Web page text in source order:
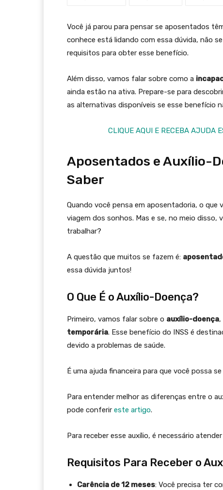
Você já parou para pensar se aposentados
conhece está lidando com essa dúvida, não
requisitos para obter esse benefício.
Além disso, vamos falar sobre como a
ainda estão na ativa. Prepare-se para
as alternativas disponíveis se esse benefício
CLIQUE AQUI E RECEBA AJUDA
Aposentados e Auxílio-
Saber
Quando você pensa em aposentadoria, o
viagem dos sonhos. Mas e se, no meio disso,
trabalhar?
A questão que muitos se fazem é:
essa dúvida juntos!
O Que É o Auxílio-Doença?
Primeiro, vamos falar sobre o auxílio-doença,
temporária. Esse benefício do INSS é
devido a problemas de saúde.
É uma ajuda financeira para que você possa
Para entender melhor as diferenças entre o
pode conferir este artigo.
Para receber esse auxílio, é necessário
Requisitos Para Receber o
Carência de 12 meses: Você precisa ter